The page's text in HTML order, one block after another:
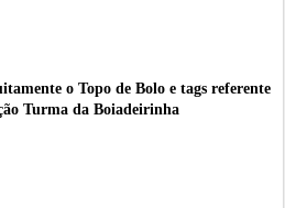
o Topo de Bolo e tags referente
Turma da Boiadeirinha